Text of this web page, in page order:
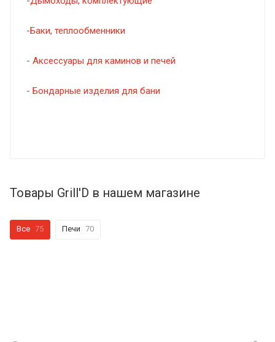
-Баки, теплообменники
- Аксессуары для каминов и печей
- Бондарные изделия для бани
Товары Grill'D в нашем магазине
Все 75 Печи 70